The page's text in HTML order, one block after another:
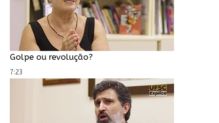
Golpe ou revolução?
7:23